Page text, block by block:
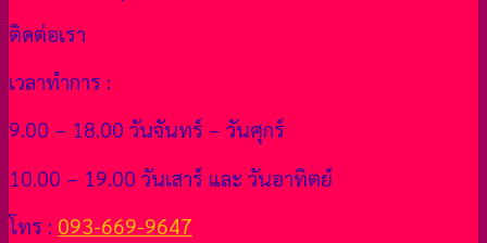
ติดต่อเรา
เวลาทำการ :
9.00 – 18.00 วันจันทร์ – วันศุกร์
10.00 – 19.00 วันเสาร์ และ วันอาทิตย์
โทร : 093-669-9647